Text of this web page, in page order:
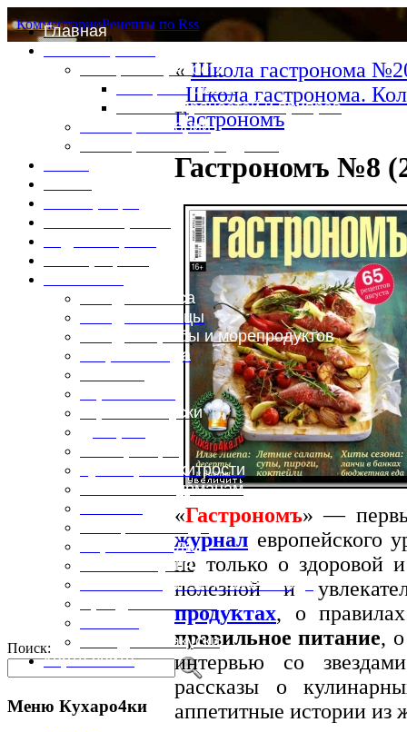
Главная
Специи и пряности
Специи и диета
Каталог пряностей и приправ
Таблица калорий
Блюда из мяса
Блюда из птицы
Блюда из рыбы и морепродуктов
Вторые блюда
Горячие закуски
Кулинарные хитрости
Маленьким гурманам
Овощные блюда
Первые блюда
Полевая кухня
Постные и диетические блюда
Холодные закуски
Карта сайта
КомментарииРецепты по Rss
Поиск:
Меню Кухаро4ки
«Школа гастронома
Школа гастронома.
Гастрономъ
Гастрономъ №8
«Гастрономъ» —
журнал европейского
не только о здоровой
полезной и
продуктах, о
правильное питание,
интервью со
рассказы о
аппетитные истории